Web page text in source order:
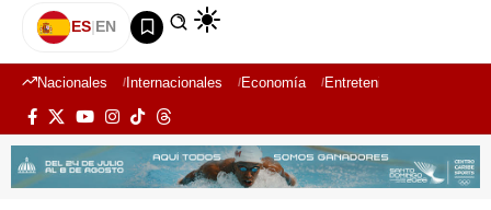
ES|EN
Nacionales Internacionales Economía Entretenimiento